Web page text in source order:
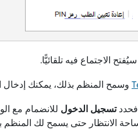
وسمح المنظم بذلك، يمكنك إدخال
تسجيل الدخول للانضمام مع
الانتظار حتى يسمح لك المنظم